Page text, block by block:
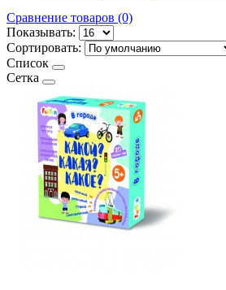
Сравнение товаров (0)
Показывать:
Сортировать:
Список
Сетка